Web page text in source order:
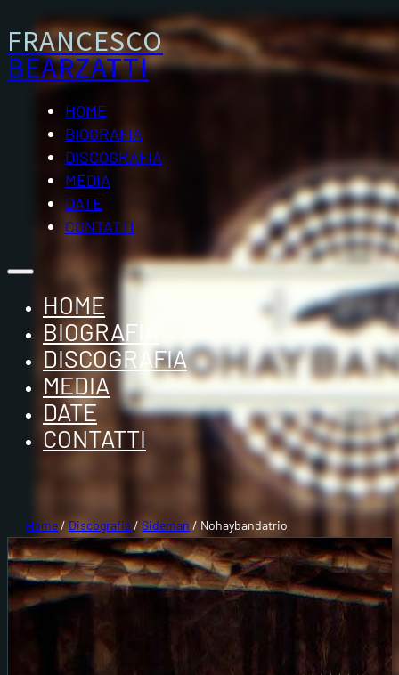
FRANCESCO
BEARZATTI
HOME
BIOGRAFIA
DISCOGRAFIA
MEDIA
DATE
CONTATTI
HOME
BIOGRAFIA
DISCOGRAFIA
MEDIA
DATE
CONTATTI
Home/ Discografia/Sideman / Nohaybandatrio